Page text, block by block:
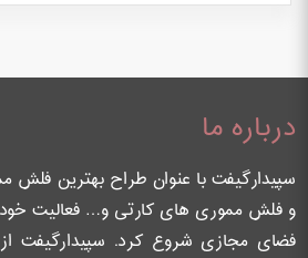
درباره ما
سپیدارگیفت با عنوان طراح بهترین فلش
فضای مجازی شروع کرد. سپیدارگیفت از